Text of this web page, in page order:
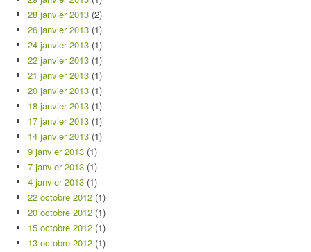
28 janvier 2013 (2)
26 janvier 2013 (1)
24 janvier 2013 (1)
22 janvier 2013 (1)
21 janvier 2013 (1)
20 janvier 2013 (1)
18 janvier 2013 (1)
17 janvier 2013 (1)
14 janvier 2013 (1)
9 janvier 2013 (1)
7 janvier 2013 (1)
4 janvier 2013 (1)
22 octobre 2012 (1)
20 octobre 2012 (1)
15 octobre 2012 (1)
13 octobre 2012 (1)